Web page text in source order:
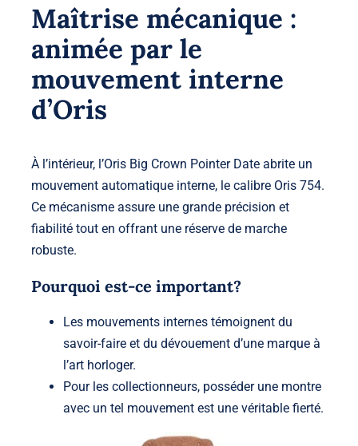
Maîtrise mécanique :
animée par le
mouvement interne
d’Oris
À l’intérieur, l’Oris Big Crown Pointer Date abrite un
mouvement automatique interne, le calibre Oris 754.
Ce mécanisme assure une grande précision et
fiabilité tout en offrant une réserve de marche
robuste.
Pourquoi est-ce important?
Les mouvements internes témoignent du
savoir-faire et du dévouement d’une marque à
l’art horloger.
Pour les collectionneurs, posséder une montre
avec un tel mouvement est une véritable fierté.